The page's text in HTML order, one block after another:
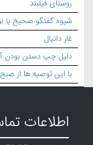
روستای فیلبند
شیوه گفتگو صحیح با
غار دانیال
دلیل چپ دستن بودن
با این توصیه ها از
اطلاعات